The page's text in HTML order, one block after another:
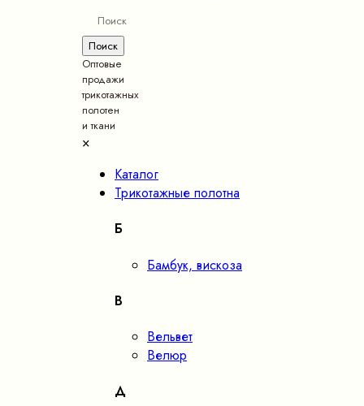
Оптовые
продажи
трикотажных
полотен
и ткани
×
Каталог
Трикотажные полотна
Б
Бамбук, вискоза
В
Вельвет
Велюр
Д